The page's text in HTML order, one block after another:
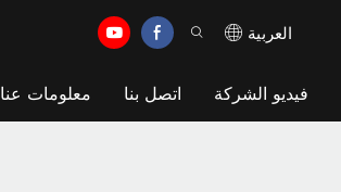
العربية
معلومات عنا اتصل بنا فيديو الشركة